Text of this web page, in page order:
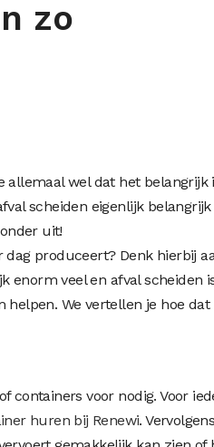
zo
allemaal wel dat het belangrijk
scheiden eigenlijk belangrijk
uit!
dag produceert? Denk hierbij
enorm veel en afval scheiden
We vertellen je hoe dat
containers voor nodig. Voor
huren bij Renewi.